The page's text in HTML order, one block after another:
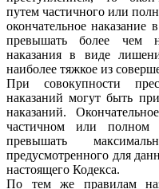
путем частичного или
окончательное
превышать более чем
наказания в виде
наиболее тяжкое из
При совокупности
наказаний могут быть
наказаний.
частичном или полном
превышать
предусмотренного для
настоящего Кодекса.
По тем же правилам